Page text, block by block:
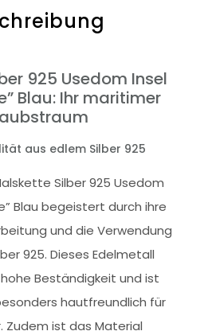
925 Usedom Insel
Blau: Ihr maritimer
aus edlem Silber 925
Silber 925 Usedom
Blau begeistert durch ihre
und die Verwendung
925. Dieses Edelmetall
Beständigkeit und ist
hautfreundlich für
Zudem ist das Material